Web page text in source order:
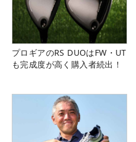
プロギアのRS DUOはFW・UT
も完成度が高く購入者続出！